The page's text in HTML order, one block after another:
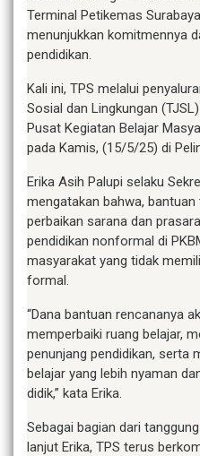
Terminal Petikemas
menunjukkan komitmennya
pendidikan.
Kali ini, TPS melalui
Sosial dan Lingkungan
Pusat Kegiatan Belajar
pada Kamis, (15/5/25) di
Erika Asih Palupi selaku
mengatakan bahwa,
perbaikan sarana dan
pendidikan nonformal di
masyarakat yang tidak
formal.
“Dana bantuan rencananya
memperbaiki ruang belajar,
penunjang pendidikan, serta
belajar yang lebih nyaman
didik,” kata Erika.
Sebagai bagian dari
lanjut Erika, TPS terus